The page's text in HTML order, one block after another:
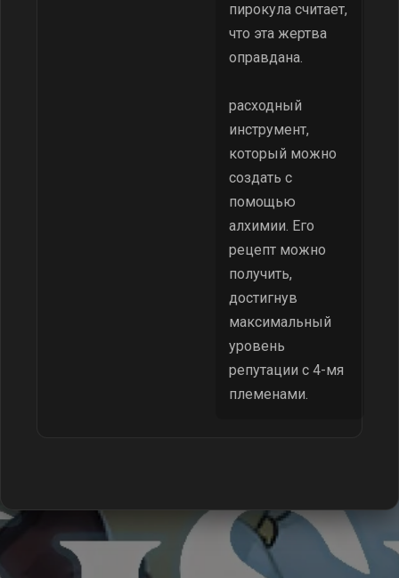
пирокула считает,
что эта жертва
оправдана.
расходный
инструмент,
который можно
создать с
помощью
алхимии. Его
рецепт можно
получить,
достигнув
максимальный
уровень
репутации с 4-мя
племенами.